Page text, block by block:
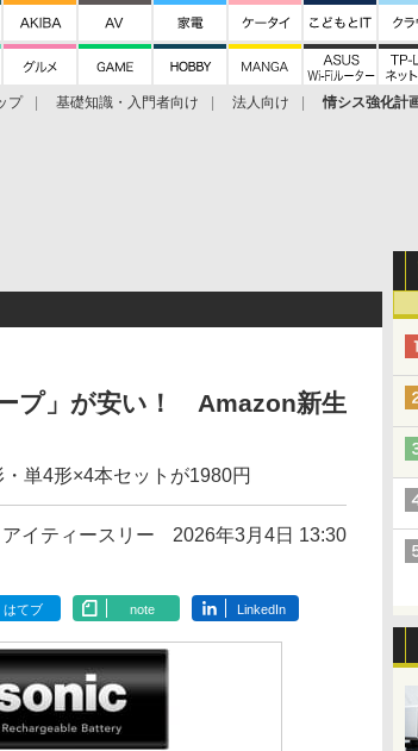
プ 基礎知識・入門者向け 法人向け 情シス強化計
プ」が安い！ Amazon新生
単4形×4本セットが1980円
アイティースリー 2026年3月4日 13:30
はてブ note LinkedIn